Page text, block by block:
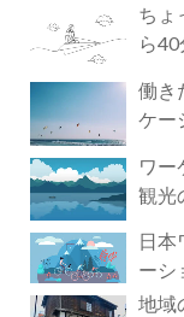
ちょ
ら
働き
ケー
ワー
観光
日本
ーシ
地域